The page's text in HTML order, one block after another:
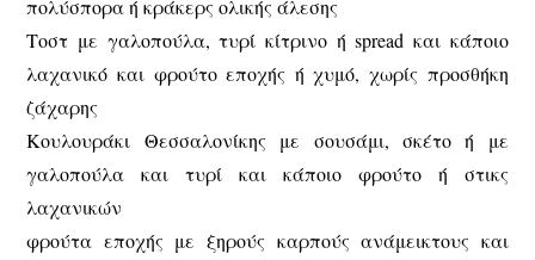
πολύσπορα ή κράκερς ολικής άλεσης
Τοστ με γαλοπούλα, τυρί κίτρινο ή spread και κάποιο
λαχανικό και φρούτο εποχής ή χυμό, χωρίς προσθήκη
ζάχαρης
Κουλουράκι Θεσσαλονίκης με σουσάμι, σκέτο ή με
γαλοπούλα και τυρί και κάποιο φρούτο ή στικς
λαχανικών
φρούτα εποχής με ξηρούς καρπούς ανάμεικτους και